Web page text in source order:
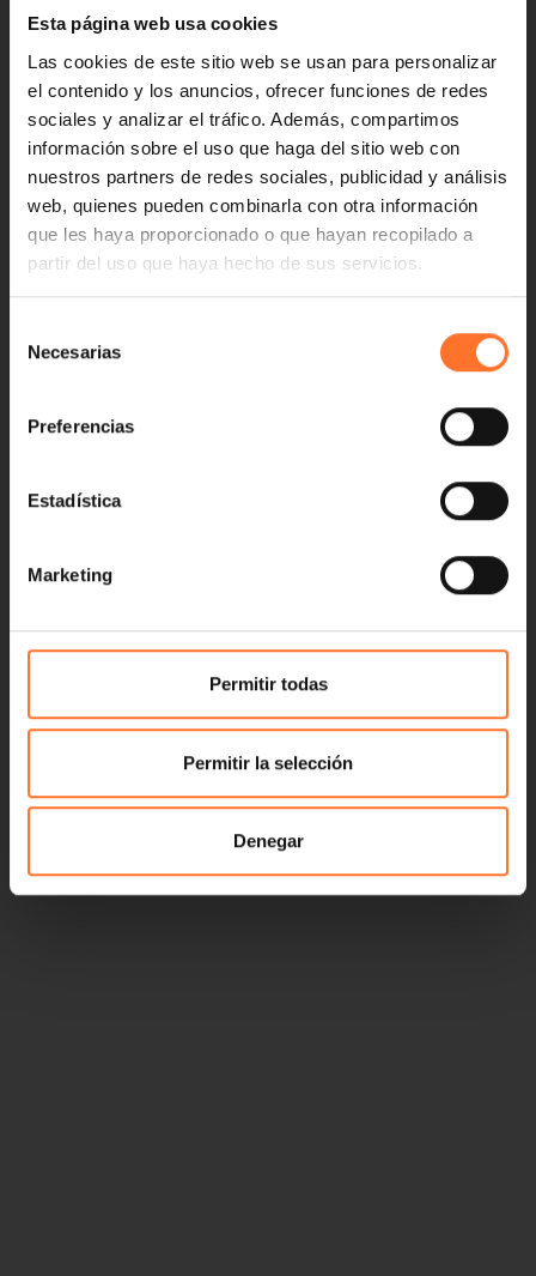
Esta página web usa cookies
Las cookies de este sitio web se usan para personalizar
el contenido y los anuncios, ofrecer funciones de redes
sociales y analizar el tráfico. Además, compartimos
información sobre el uso que haga del sitio web con
nuestros partners de redes sociales, publicidad y análisis
web, quienes pueden combinarla con otra información
que les haya proporcionado o que hayan recopilado a
partir del uso que haya hecho de sus servicios.
Necesarias
Preferencias
Estadística
Marketing
Permitir todas
Permitir la selección
Denegar